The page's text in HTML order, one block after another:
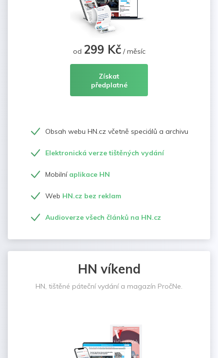
od 299 Kč/ měsíc
Získat
předplatné
Obsah webu HN.cz včetně speciálů a archivu
Elektronická verze tištěných vydání
Mobilní aplikace HN
Web HN.cz bez reklam
Audioverze všech článků na HN.cz
HN víkend
HN, tištěné páteční vydání a magazín PročNe.